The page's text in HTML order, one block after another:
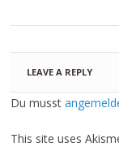
LEAVE A REPLY
Du musst
This site uses